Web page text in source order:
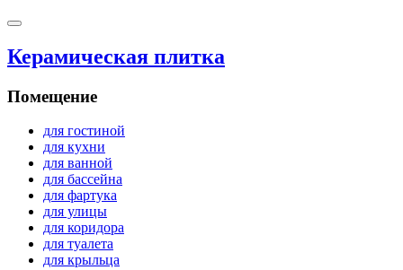
Керамическая плитка
Помещение
для гостиной
для кухни
для ванной
для бассейна
для фартука
для улицы
для коридора
для туалета
для крыльца